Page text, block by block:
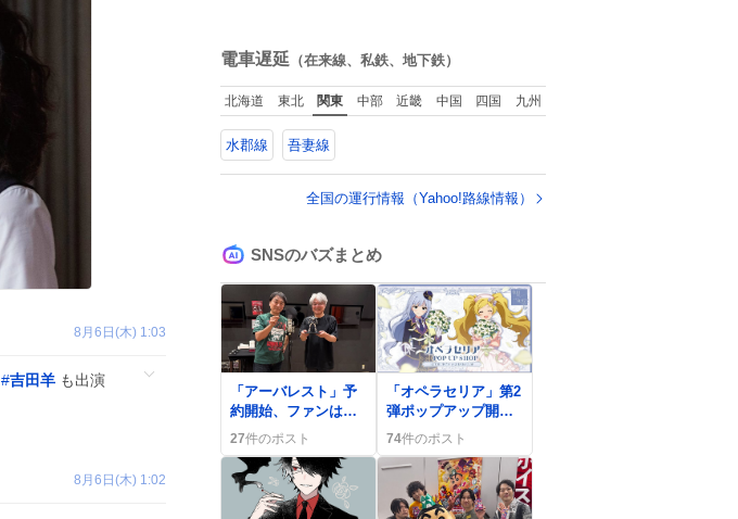
8月6日(木) 1:03
#吉田羊 も出演
8月6日(木) 1:02
た
数
い、ヴィクトリア朝
の女性達の美容習慣
に欠かせないものだ
は薔薇、菫、ベルガ
数
電車遅延 （在来線、私鉄、地下鉄）
北海道 東北 関東 中部 近畿 中国 四国 九州
水郡線 吾妻線
全国の運行情報（Yahoo!路線情報）
SNSのバズまとめ
「アーバレスト」予
約開始、ファンは
「欲しい！」と歓喜
が広がる熱狂的な声
27件のポスト
「オペラセリア」第2
弾ポップアップ開
催、ラファエル追加
にファン歓喜の声
74件のポスト